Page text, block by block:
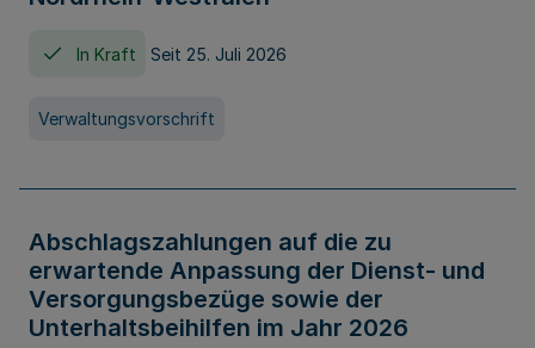
In Kraft Seit 25. Juli 2026
Verwaltungsvorschrift
Abschlagszahlungen auf die zu
erwartende Anpassung der Dienst- und
Versorgungsbezüge sowie der
Unterhaltsbeihilfen im Jahr 2026